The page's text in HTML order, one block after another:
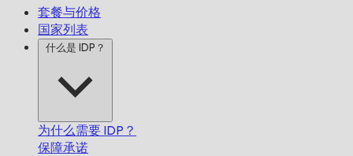
套餐与价格
国家列表
什么是 IDP？
为什么需要 IDP？
保障承诺